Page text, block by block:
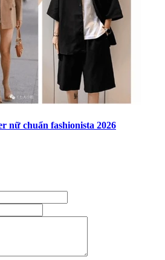
nữ chuẩn fashionista 2026